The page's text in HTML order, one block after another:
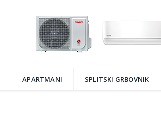
APARTMANI SPLITSKI GRBOVNIK